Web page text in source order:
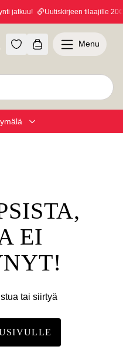
jatkuu! Uutiskirjeen tilaajille 20€
Menu
EI
tai siirtyä